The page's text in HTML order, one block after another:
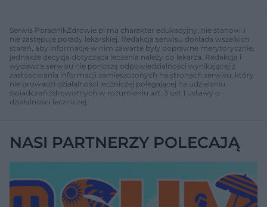
Serwis PoradnikZdrowie.pl ma charakter edukacyjny, nie stanowi i
nie zastępuje porady lekarskiej. Redakcja serwisu dokłada wszelkich
starań, aby informacje w nim zawarte były poprawne merytorycznie,
jednakże decyzja dotycząca leczenia należy do lekarza. Redakcja i
wydawca serwisu nie ponoszą odpowiedzialności wynikającej z
zastosowania informacji zamieszczonych na stronach serwisu, który
nie prowadzi działalności leczniczej polegającej na udzielaniu
świadczeń zdrowotnych w rozumieniu art. 3 ust 1 ustawy o
działalności leczniczej.
NASI PARTNERZY POLECAJĄ